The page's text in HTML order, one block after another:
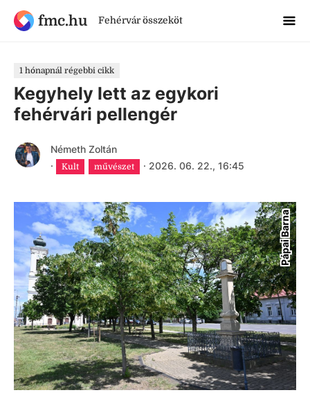
fmc.hu Fehérvár összeköt
1 hónapnál régebbi cikk
Kegyhely lett az egykori
fehérvári pellengér
Németh Zoltán
·
Kult művészet · 2026. 06. 22., 16:45
Pápai Barna